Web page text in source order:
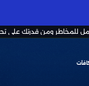
للمخاطر ومن قدرتك على